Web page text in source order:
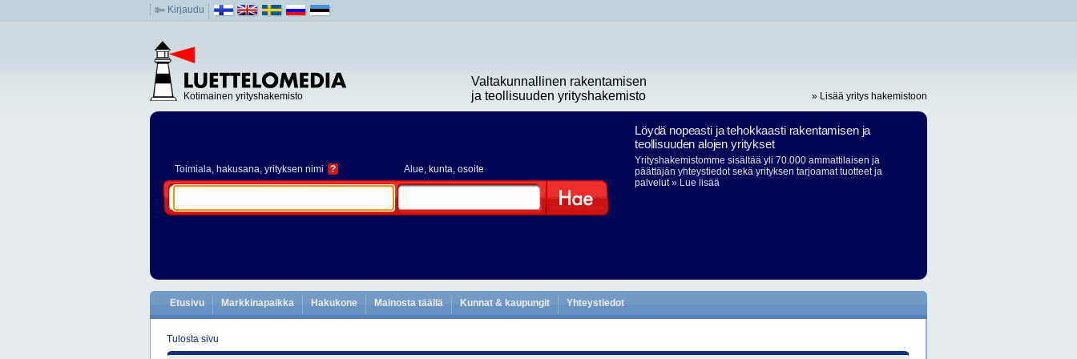
Kirjaudu
Kotimainen yrityshakemisto
Valtakunnallinen rakentamisen
ja teollisuuden yrityshakemisto
» Lisää yritys hakemistoon
Toimiala, hakusana, yrityksen nimi ? Alue, kunta, osoite
Löydä nopeasti ja tehokkaasti rakentamisen ja
teollisuuden alojen yritykset
Yrityshakemistomme sisältää yli 70.000 ammattilaisen ja
päättäjän yhteystiedot sekä yrityksen tarjoamat tuotteet ja
palvelut» Lue lisää
Etusivu Markkinapaikka Hakukone Mainosta täällä Kunnat & kaupungit Yhteystiedot
Tulosta sivu